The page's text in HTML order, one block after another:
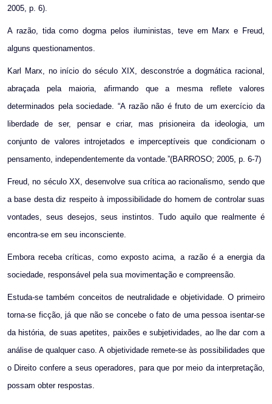
2005, p. 6).
A razão, tida como dogma pelos iluministas, teve em Marx e Freud,
alguns questionamentos.
Karl Marx, no início do século XIX, desconstróe a dogmática racional,
abraçada pela maioria, afirmando que a mesma reflete valores
determinados pela sociedade. “A razão não é fruto de um exercício da
liberdade de ser, pensar e criar, mas prisioneira da ideologia, um
conjunto de valores introjetados e imperceptíveis que condicionam o
pensamento, independentemente da vontade.”(BARROSO; 2005, p. 6-7)
Freud, no século XX, desenvolve sua crítica ao racionalismo, sendo que
a base desta diz respeito à impossibilidade do homem de controlar suas
vontades, seus desejos, seus instintos. Tudo aquilo que realmente é
encontra-se em seu inconsciente.
Embora receba críticas, como exposto acima, a razão é a energia da
sociedade, responsável pela sua movimentação e compreensão.
Estuda-se também conceitos de neutralidade e objetividade. O primeiro
torna-se ficção, já que não se concebe o fato de uma pessoa isentar-se
da história, de suas apetites, paixões e subjetividades, ao lhe dar com a
análise de qualquer caso. A objetividade remete-se às possibilidades que
o Direito confere a seus operadores, para que por meio da interpretação,
possam obter respostas.